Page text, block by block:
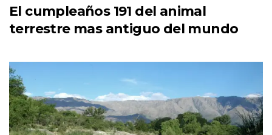
El cumpleaños 191 del animal
terrestre mas antiguo del mundo